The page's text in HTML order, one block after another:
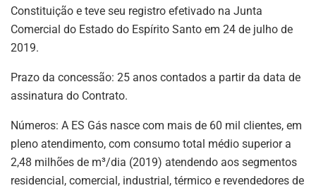
Constituição e teve seu registro efetivado na Junta
Comercial do Estado do Espírito Santo em 24 de julho de
2019.
Prazo da concessão: 25 anos contados a partir da data de
assinatura do Contrato.
Números: A ES Gás nasce com mais de 60 mil clientes, em
pleno atendimento, com consumo total médio superior a
2,48 milhões de m³/dia (2019) atendendo aos segmentos
residencial, comercial, industrial, térmico e revendedores de